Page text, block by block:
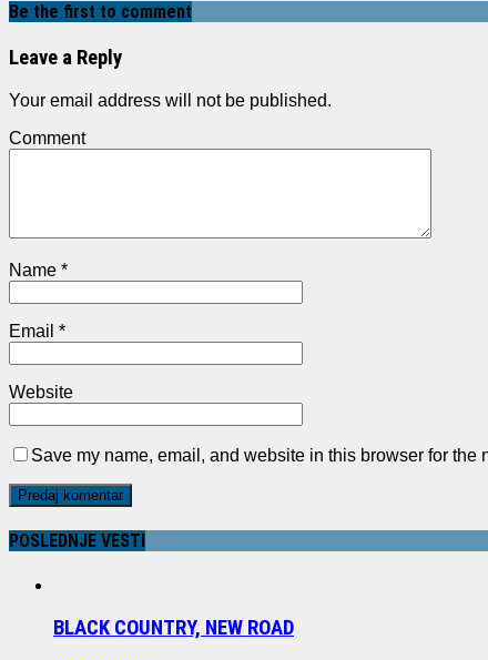
Be the first to comment
Leave a Reply
Your email address will not be published.
Comment
Name *
Email *
Website
Save my name, email, and website in this browser for the
POSLEDNJE VESTI
BLACK COUNTRY, NEW ROAD